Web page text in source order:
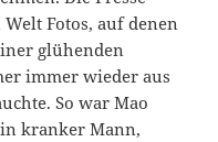
Fotos, auf denen
glühenden
immer wieder aus
So war Mao
kranker Mann,